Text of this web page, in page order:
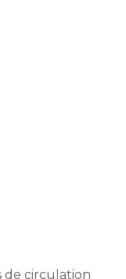
de circulation